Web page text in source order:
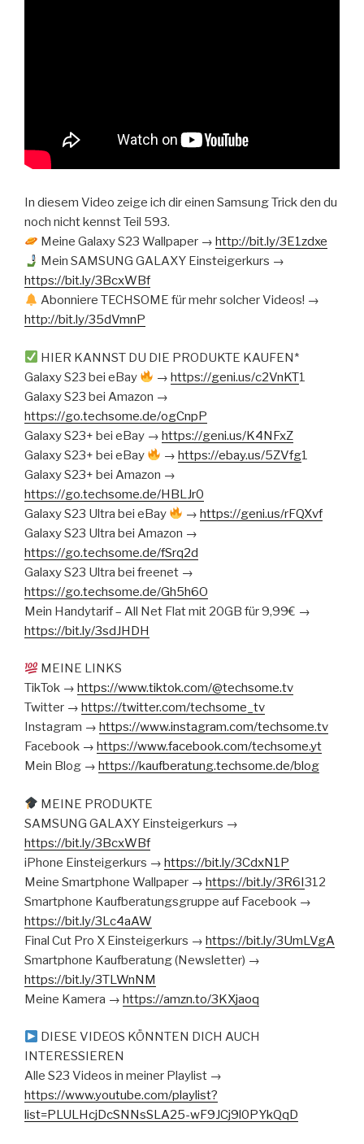
In diesem Video zeige ich dir einen Samsung Trick den du
noch nicht kennst Teil 593.
Meine Galaxy S23 Wallpaper →http://bit.ly/3E1zdxe
Mein SAMSUNG GALAXY Einsteigerkurs →
https://bit.ly/3BcxWBf
Abonniere TECHSOME für mehr solcher Videos! →
http://bit.ly/35dVmnP
HIER KANNST DU DIE PRODUKTE KAUFEN*
Galaxy S23 bei eBay
→https://geni.us/c2VnKT1
Galaxy S23 bei Amazon →
https://go.techsome.de/ogCnpP
Galaxy S23+ bei eBay → https://geni.us/K4NFxZ
Galaxy S23+ bei eBay
→https://ebay.us/5ZVfg1
Galaxy S23+ bei Amazon →
https://go.techsome.de/HBLJr0
Galaxy S23 Ultra bei eBay
→https://geni.us/rFQXvf
Galaxy S23 Ultra bei Amazon →
https://go.techsome.de/fSrq2d
Galaxy S23 Ultra bei freenet →
https://go.techsome.de/Gh5h6O
Mein Handytarif – All Net Flat mit 20GB für 9,99€ →
https://bit.ly/3sdJHDH
MEINE LINKS
TikTok → https://www.tiktok.com/@techsome.tv
Twitter → https://twitter.com/techsome_tv
Instagram → https://www.instagram.com/techsome.tv
Facebook → https://www.facebook.com/techsome.yt
Mein Blog → https://kaufberatung.techsome.de/blog
MEINE PRODUKTE
SAMSUNG GALAXY Einsteigerkurs →
https://bit.ly/3BcxWBf
iPhone Einsteigerkurs → https://bit.ly/3CdxN1P
Meine Smartphone Wallpaper → https://bit.ly/3R6I312
Smartphone Kaufberatungsgruppe auf Facebook →
https://bit.ly/3Lc4aAW
Final Cut Pro X Einsteigerkurs → https://bit.ly/3UmLVgA
Smartphone Kaufberatung (Newsletter) →
https://bit.ly/3TLWnNM
Meine Kamera → https://amzn.to/3KXjaoq
DIESE VIDEOS KÖNNTEN DICH AUCH
INTERESSIEREN
Alle S23 Videos in meiner Playlist →
https://www.youtube.com/playlist?
list=PLULHcjDcSNNsSLA25-wF9JCj9l0PYkQqD